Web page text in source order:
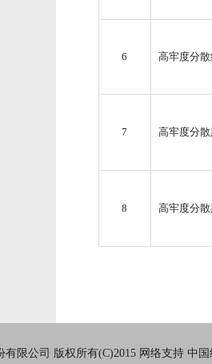
6 高牢度分散
7 高牢度分散
8 高牢度分散
有限公司 版权所有(C)2015 网络支持 中